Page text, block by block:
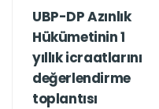
UBP-DP Azınlık
Hükümetinin 1
yıllık icraatlarını
değerlendirme
toplantısı